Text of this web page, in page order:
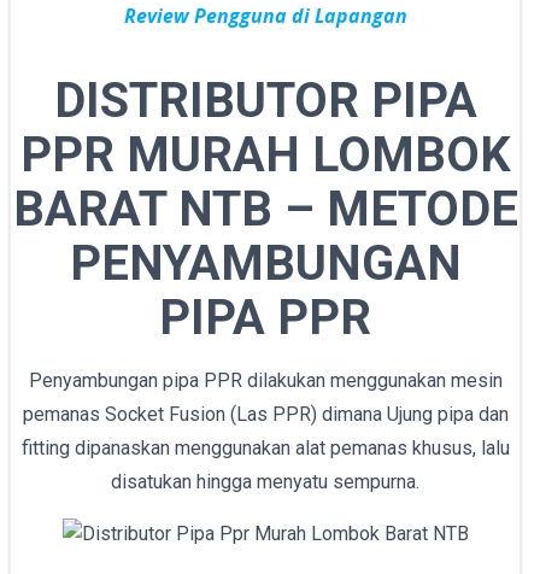
Review Pengguna di Lapangan
DISTRIBUTOR PIPA
PPR MURAH LOMBOK
BARAT NTB – METODE
PENYAMBUNGAN
PIPA PPR
Penyambungan pipa PPR dilakukan menggunakan mesin
pemanas Socket Fusion (Las PPR) dimana Ujung pipa dan
fitting dipanaskan menggunakan alat pemanas khusus, lalu
disatukan hingga menyatu sempurna.